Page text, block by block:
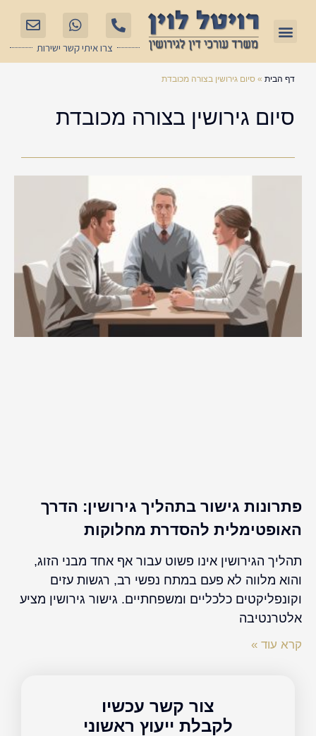
לתוכןתפריט
צרו איתי קשר ישירות
דף הבית » סיום גירושין בצורה מכובדת
סיום גירושין בצורה מכובדת
פתרונות גישור בתהליך גירושין: הדרך
האופטימלית להסדרת מחלוקות
תהליך הגירושין אינו פשוט עבור אף אחד מבני הזוג,
והוא מלווה לא פעם במתח נפשי רב, רגשות עזים
וקונפליקטים כלכליים ומשפחתיים. גישור גירושין מציע
אלטרנטיבה
קרא עוד »
צור קשר עכשיו
לקבלת ייעוץ ראשוני